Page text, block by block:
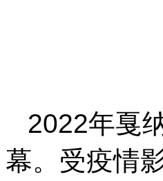
2022年戛
幕。受疫情